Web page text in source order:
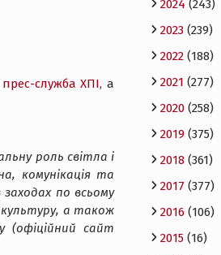
прес-служба ХПІ, а
роль світла і
комунікація та
по всьому
а також
(офіційний сайт
2024 (243)
2023 (239)
2022 (188)
2021 (277)
2020 (258)
2019 (375)
2018 (361)
2017 (377)
2016 (106)
2015 (16)